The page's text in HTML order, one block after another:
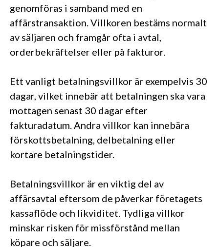
genomföras i samband med en
affärstransaktion. Villkoren bestäms normalt
av säljaren och framgår ofta i avtal,
orderbekräftelser eller på fakturor.
Ett vanligt betalningsvillkor är exempelvis 30
dagar, vilket innebär att betalningen ska vara
mottagen senast 30 dagar efter
fakturadatum. Andra villkor kan innebära
förskottsbetalning, delbetalning eller
kortare betalningstider.
Betalningsvillkor är en viktig del av
affärsavtal eftersom de påverkar företagets
kassaflöde och likviditet. Tydliga villkor
minskar risken för missförstånd mellan
köpare och säljare.